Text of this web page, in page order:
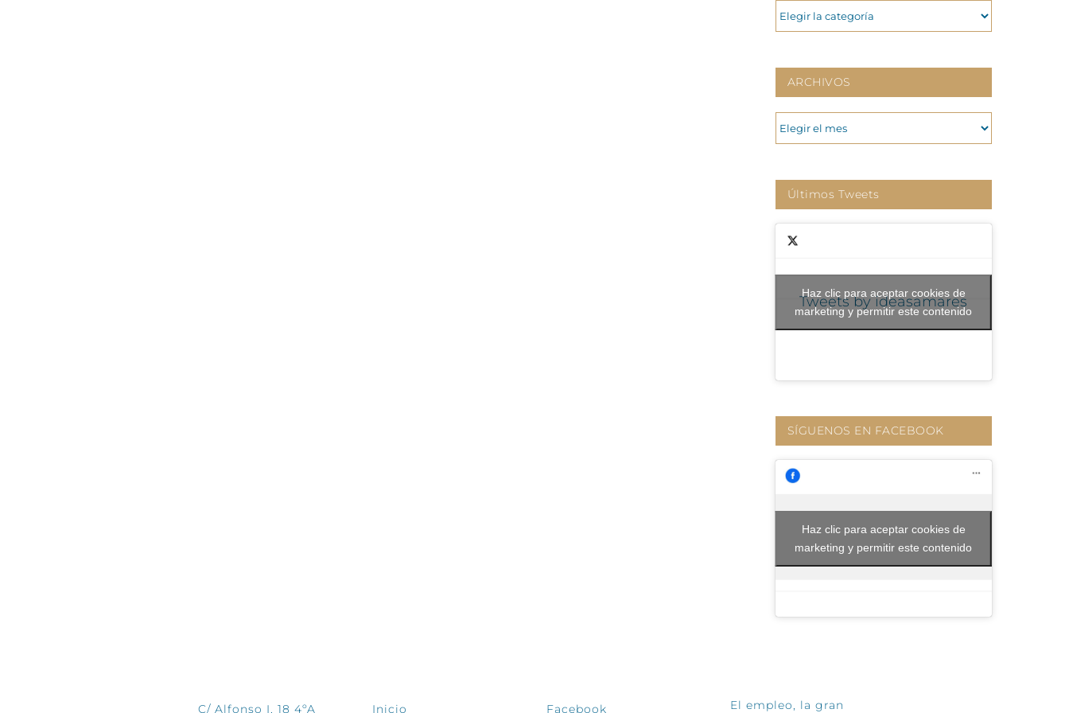
CATEGORIAS
ARCHIVOS
ARCHIVOS
Últimos Tweets
Tweets by ideasamares
Haz clic para aceptar cookies de
marketing y permitir este contenido
SÍGUENOS EN FACEBOOK
Haz clic para aceptar cookies de
marketing y permitir este contenido
C/ Alfonso I, 18 4ºA Inicio Facebook
El empleo, la gran